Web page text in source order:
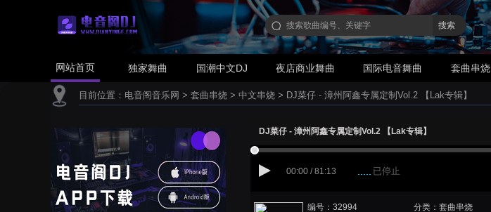
搜索
网站首页 独家舞曲 国潮中文DJ 夜店商业舞曲 国际电音舞曲 套曲串烧
目前位置： 电音阁音乐网 > 套曲串烧 > 中文串烧 > DJ菜仔 - 漳州阿鑫专属定制Vol.2 【Lak专辑】
DJ菜仔 - 漳州阿鑫专属定制Vol.2 【Lak专辑】
00:00 / 81:13 已停止
编号：32994 分类：套曲串烧